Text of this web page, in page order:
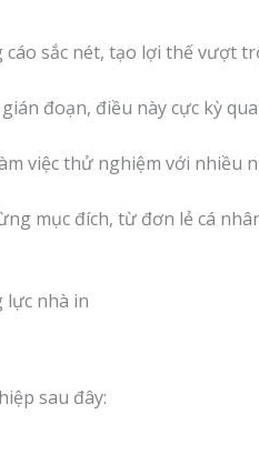
sắc nét, tạo lợi thế vượt
đoạn, điều này cực kỳ
việc thử nghiệm với nhiều
mục đích, từ đơn lẻ cá
sau đây: